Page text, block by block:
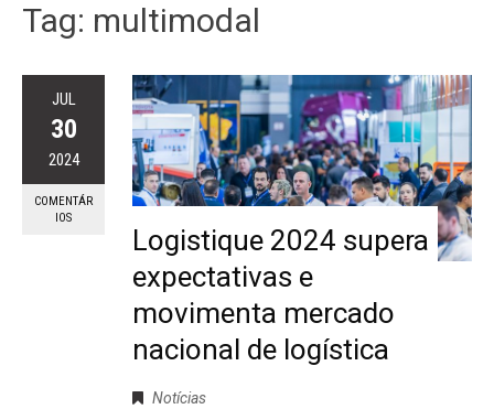
Tag: multimodal
JUL
30
2024
COMENTÁR
IOS
Logistique 2024 supera
expectativas e
movimenta mercado
nacional de logística
Notícias